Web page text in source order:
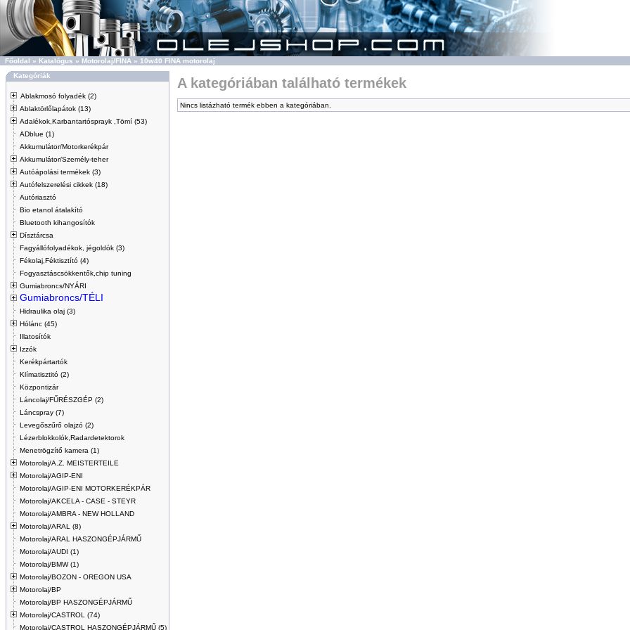
Főoldal » Katalógus » Motorolaj/FINA » 10w40 FINA motorolaj
Kategóriák
Ablakmosó folyadék (2)
Ablaktörlőlapátok (13)
Adalékok,Karbantartósprayk ,Tömí (53)
ADblue (1)
Akkumulátor/Motorkerékpár
Akkumulátor/Személy-teher
Autóápolási termékek (3)
Autófelszerelési cikkek (18)
Autóriasztó
Bio etanol átalakító
Bluetooth kihangosítók
Dísztárcsa
Fagyállófolyadékok, jégoldók (3)
Fékolaj,Féktisztító (4)
Fogyasztáscsökkentők,chip tuning
Gumiabroncs/NYÁRI
Gumiabroncs/TÉLI
Hidraulika olaj (3)
Hólánc (45)
Illatosítók
Izzók
Kerékpártartók
Klímatisztitó (2)
Központizár
Láncolaj/FŰRÉSZGÉP (2)
Láncspray (7)
Levegőszűrő olajzó (2)
Lézerblokkolók,Radardetektorok
Menetrögzítő kamera (1)
Motorolaj/A.Z. MEISTERTEILE
Motorolaj/AGIP-ENI
Motorolaj/AGIP-ENI MOTORKERÉKPÁR
Motorolaj/AKCELA - CASE - STEYR
Motorolaj/AMBRA - NEW HOLLAND
Motorolaj/ARAL (8)
Motorolaj/ARAL HASZONGÉPJÁRMŰ
Motorolaj/AUDI (1)
Motorolaj/BMW (1)
Motorolaj/BOZON - OREGON USA
Motorolaj/BP
Motorolaj/BP HASZONGÉPJÁRMŰ
Motorolaj/CASTROL (74)
Motorolaj/CASTROL HASZONGÉPJÁRMŰ (5)
A kategóriában található termékek
Nincs listázható termék ebben a kategóriában.